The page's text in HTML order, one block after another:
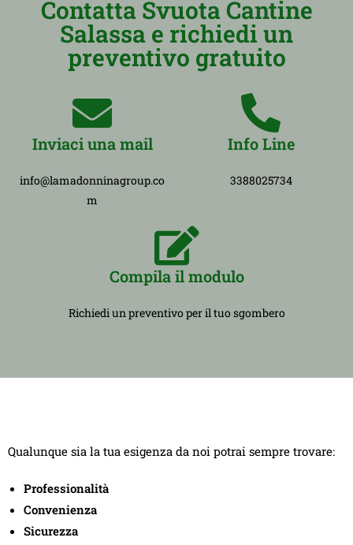
Contatta Svuota Cantine
Salassa e richiedi un
preventivo gratuito
Inviaci una mail
info@lamadonninagroup.co
m
Info Line
3388025734
Compila il modulo
Richiedi un preventivo per il tuo sgombero
Qualunque sia la tua esigenza da noi potrai sempre trovare:
Professionalità
Convenienza
Sicurezza